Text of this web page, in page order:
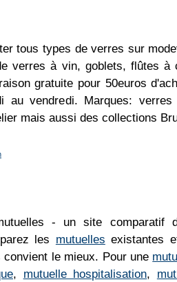
tous types de verres sur
verres à vin, goblets, flûtes à
gratuite pour 50euros
au vendredi. Marques: verres
mais aussi des collections
- un site comparatif
les mutuelles existantes
convient le mieux. Pour une
, mutuelle hospitalisation,